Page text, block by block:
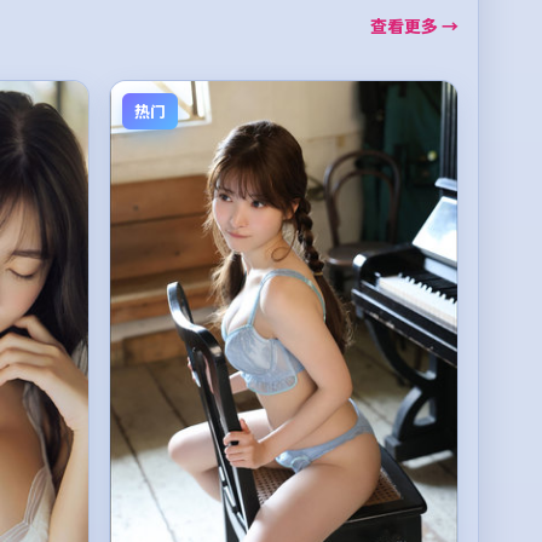
查看更多 →
热门